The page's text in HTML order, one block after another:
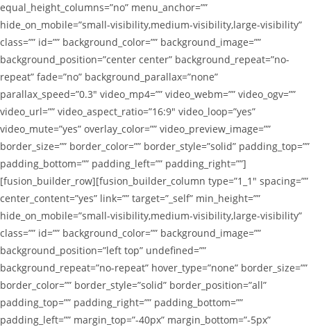
equal_height_columns=”no” menu_anchor=””
hide_on_mobile=”small-visibility,medium-visibility,large-visibility”
class=”” id=”” background_color=”” background_image=””
background_position=”center center” background_repeat=”no-
repeat” fade=”no” background_parallax=”none”
parallax_speed=”0.3″ video_mp4=”” video_webm=”” video_ogv=””
video_url=”” video_aspect_ratio=”16:9″ video_loop=”yes”
video_mute=”yes” overlay_color=”” video_preview_image=””
border_size=”” border_color=”” border_style=”solid” padding_top=””
padding_bottom=”” padding_left=”” padding_right=””]
[fusion_builder_row][fusion_builder_column type=”1_1″ spacing=””
center_content=”yes” link=”” target=”_self” min_height=””
hide_on_mobile=”small-visibility,medium-visibility,large-visibility”
class=”” id=”” background_color=”” background_image=””
background_position=”left top” undefined=””
background_repeat=”no-repeat” hover_type=”none” border_size=””
border_color=”” border_style=”solid” border_position=”all”
padding_top=”” padding_right=”” padding_bottom=””
padding_left=”” margin_top=”-40px” margin_bottom=”-5px”